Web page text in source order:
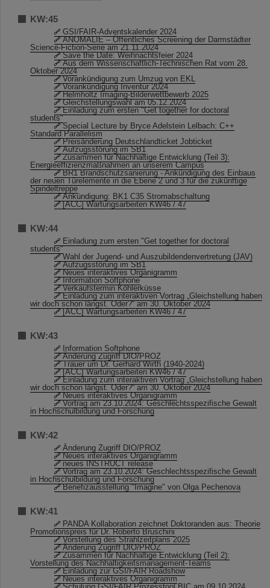
KW:45
GSI/FAIR-Adventskalender 2024
ANOMALIE – Öffentliches Screening der Darmstädter
Science-Fiction-Serie am 21.11.2024
Save the Date: Weihnachtsfeier 2024
Aus dem Wissenschaftlich-Technischen Rat vom 28.
Oktober 2024
Vorankündigung zum Umzug von EKL
Vorankündigung Inventur 2024
Helmholtz Imaging-Bilderwettbewerb 2025
Gleichstellungswahl am 05.12.2024
Einladung zum ersten "Get together for doctoral
students"
Special Lecture by Bryce Adelstein Lelbach: C++
Standard Parallelism
Preisänderung Deutschlandticket Jobticket
Aufzugsstörung im SB1
Zusammen für Nachhaltige Entwicklung (Teil 3):
Energieeffizienzmaßnahmen an unserem Campus
BR1 Brandschutzsanierung - Ankündigung des Einbaus
der neuen Türelemente in die Ebene 2 und 3 für die zukünftige
Spindeltreppe
Ankündigung: BK1 C35 Stromabschaltung
[ACC] Wartungsarbeiten KW46 / 47
KW:44
Einladung zum ersten "Get together for doctoral
students"
Wahl der Jugend- und Auszubildendenvertretung (JAV)
Aufzugsstörung im SB1
Neues interaktives Organigramm
Information Softphone
Verkaufstermin Köhlerküsse
Einladung zum interaktiven Vortrag „Gleichstellung haben
wir doch schon längst. Oder?“ am 30. Oktober 2024
[ACC] Wartungsarbeiten KW46 / 47
KW:43
Information Softphone
Änderung Zugriff DIO/PROZ
Trauer um Dr. Gerhard Wirth (1940-2024)
[ACC] Wartungsarbeiten KW46 / 47
Einladung zum interaktiven Vortrag „Gleichstellung haben
wir doch schon längst. Oder?“ am 30. Oktober 2024
Neues interaktives Organigramm
Vortrag am 23.10.2024: Geschlechtsspezifische Gewalt
in Hochschulbildung und Forschung
KW:42
Änderung Zugriff DIO/PROZ
Neues interaktives Organigramm
neues INSTRUCT release
Vortrag am 23.10.2024: Geschlechtsspezifische Gewalt
in Hochschulbildung und Forschung
Benefizausstellung "Imagine" von Olga Pechenova
KW:41
PANDA Kollaboration zeichnet Doktoranden aus: Theorie
Promotionspreis für Dr. Roberto Bruschini
Vorstellung des Strahlzeitplans 2025
Änderung Zugriff DIO/PROZ
Zusammen für Nachhaltige Entwicklung (Teil 2):
Vorstellung des Nachhaltigkeitsmanagement-Teams
Einladung zur GSI/FAIR Roadshow
Neues interaktives Organigramm